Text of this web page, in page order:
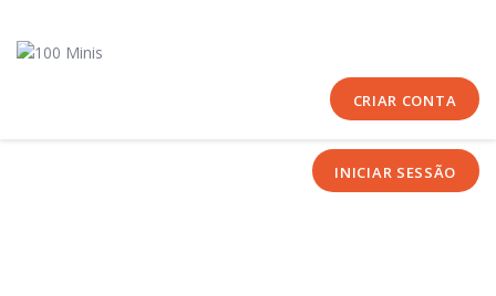
CRIAR CONTA
INICIAR SESSÃO
Sobre Nós